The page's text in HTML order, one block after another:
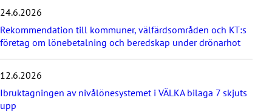
r
d
e
n
a
s
24.6.2026
Rekommendation till kommuner, välfärdsområden och KT:s
företag om lönebetalning och beredskap under drönarhot
12.6.2026
Ibruktagningen av nivålönesystemet i VÄLKA bilaga 7 skjuts
upp